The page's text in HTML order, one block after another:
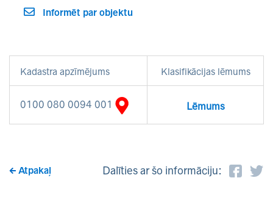
Informēt par objektu
Kadastra apzīmējums Klasifikācijas lēmums
0100 080 0094 001 Lēmums
Atpakaļ Dalīties ar šo informāciju: